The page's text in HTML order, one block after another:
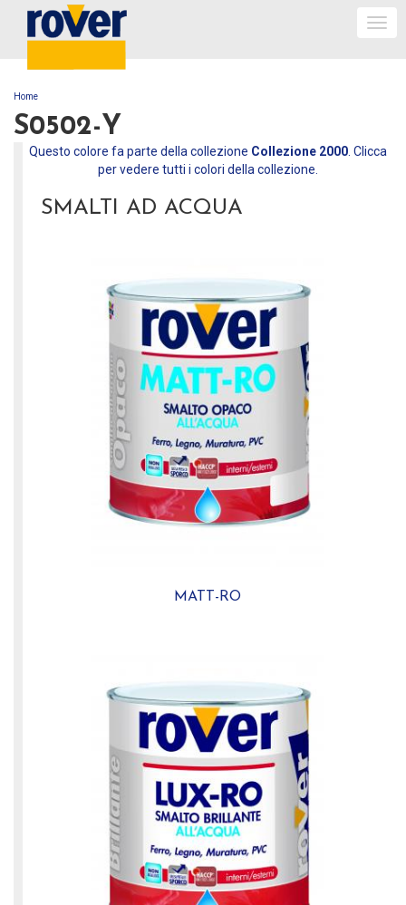
TU SEI QUI
Home
S0502-Y
Questo colore fa parte della collezione Collezione 2000. Clicca
per vedere tutti i colori della collezione.
SMALTI AD ACQUA
MATT-RO